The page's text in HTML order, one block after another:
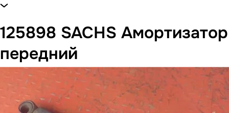
125898 SACHS Амортизатор
передний